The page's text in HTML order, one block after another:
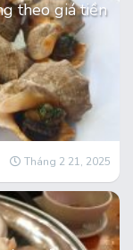
theo giá tiền
Tháng 2 21, 2025